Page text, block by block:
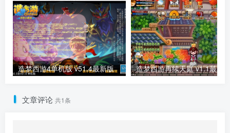
造梦西游4单机版 v51.4最新版 造梦西游再续天庭 v1.1最新
文章评论 共1条